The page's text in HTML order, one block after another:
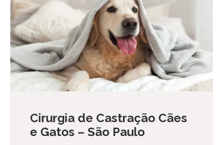
Cirurgia de Castração Cães
e Gatos – São Paulo